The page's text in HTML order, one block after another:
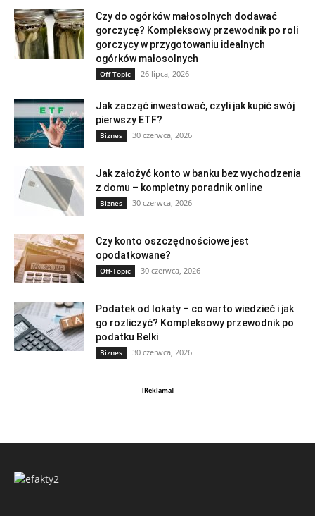
Czy do ogórków małosolnych dodawać
gorczycę? Kompleksowy przewodnik po roli
gorczycy w przygotowaniu idealnych
ogórków małosolnych
Off-Topic 26 lipca, 2026
Jak zacząć inwestować, czyli jak kupić swój
pierwszy ETF?
Biznes 30 czerwca, 2026
Jak założyć konto w banku bez wychodzenia
z domu – kompletny poradnik online
Biznes 30 czerwca, 2026
Czy konto oszczędnościowe jest
opodatkowane?
Off-Topic 30 czerwca, 2026
Podatek od lokaty – co warto wiedzieć i jak
go rozliczyć? Kompleksowy przewodnik po
podatku Belki
Biznes 30 czerwca, 2026
[Reklama]